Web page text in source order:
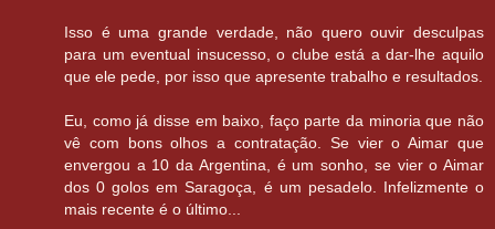
Isso é uma grande verdade, não quero ouvir desculpas
para um eventual insucesso, o clube está a dar-lhe aquilo
que ele pede, por isso que apresente trabalho e resultados.
Eu, como já disse em baixo, faço parte da minoria que não
vê com bons olhos a contratação. Se vier o Aimar que
envergou a 10 da Argentina, é um sonho, se vier o Aimar
dos 0 golos em Saragoça, é um pesadelo. Infelizmente o
mais recente é o último...